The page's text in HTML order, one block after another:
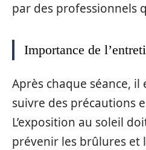
par des professionnels
Importance de
Après chaque séance,
suivre des précautions
L’exposition au soleil
prévenir les brûlures et